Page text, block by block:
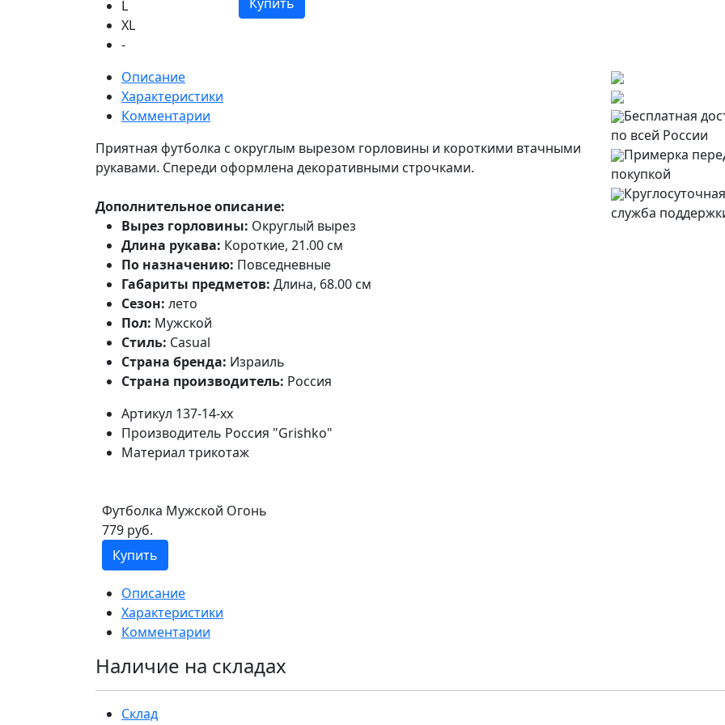
L
XL
-
Описание
Характеристики
Комментарии
Приятная футболка с округлым вырезом горловины и короткими втачными
рукавами. Спереди оформлена декоративными строчками.
Дополнительное описание:
Вырез горловины: Округлый вырез
Длина рукава: Короткие, 21.00 см
По назначению: Повседневные
Габариты предметов: Длина, 68.00 см
Сезон: лето
Пол: Мужской
Стиль: Casual
Страна бренда: Израиль
Страна производитель: Россия
Артикул 137-14-хх
Производитель Россия "Grishko"
Материал трикотаж
Бесплатная
по всей России
Примерка
покупкой
Круглосуточная
служба
Футболка Мужской Огонь
779 руб.
Купить
Описание
Характеристики
Комментарии
Наличие на складах
Склад